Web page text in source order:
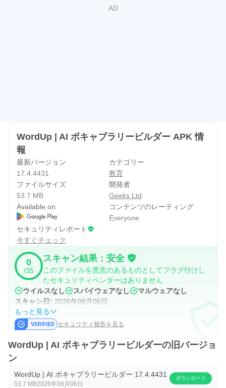
の面白い例まで。そうすれば、それぞれの単語が文脈の中
返し学習されます。これは「Spaced Repetition」と呼ば
れ、記憶を永久に定着させるのに役立つことが科学的に証
明されています。
WordUp は、これまでに見たことのない語彙構築アプリで
す。これは英語辞書としても使えますが、別の辞書アプリ
ではありません。
様々なユーザーに対応
WordUpの革新的な言語学習と語彙力増強のアプローチ
は、自信と自己肯定感を育みます。英語初心者の方、英語
試験（IELTS、TOEFLなど）の準備をしている方、英語を
母国語とする方、どのような方でも、WordUpは役に立つ
だけでなく、楽しいと感じることでしょう。ぜひお試しく
ださい！
WordUp | AI ボキャブラリービルダー APK 情
報
最新バージョン
17.4.4431
カテゴリー
教育
ファイルサイズ
53.7 MB
開発者
Geeks Ltd
Available on
コンテンツのレーティング
Everyone
セキュリティレポート
今すぐチェック
0
/35
スキャン結果：安全
このファイルを悪意のあるものとしてフラグ付けし
たセキュリティベンダーはありません
ウイルスなし
スパイウェアなし
マルウェアなし
スキャン日: 2026年08月06日
もっと見る
セキュリティ報告を見る
WordUp | AI ボキャブラリービルダーの旧バージョ
ン
WordUp | AI ボキャブラリービルダー 17.4.4431
53.7 MB2026年08月06日
ダウンロード